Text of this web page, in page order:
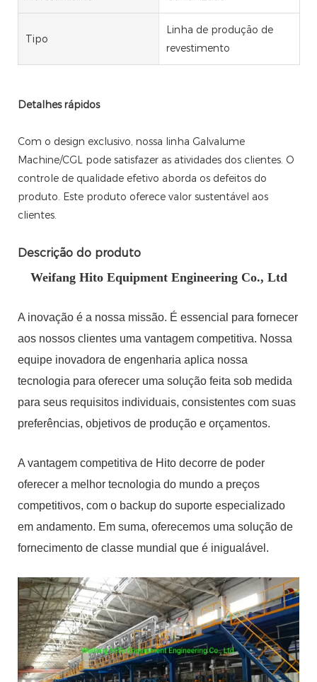
Tipo
Linha de produção de
revestimento
Detalhes rápidos
Com o design exclusivo, nossa linha Galvalume
Machine/CGL pode satisfazer as atividades dos clientes. O
controle de qualidade efetivo aborda os defeitos do
produto. Este produto oferece valor sustentável aos
clientes.
Descrição do produto
Weifang Hito Equipment Engineering Co., Ltd
A inovação é a nossa missão. É essencial para fornecer
aos nossos clientes uma vantagem competitiva. Nossa
equipe inovadora de engenharia aplica nossa
tecnologia para oferecer uma solução feita sob medida
para seus requisitos individuais, consistentes com suas
preferências, objetivos de produção e orçamentos.
A vantagem competitiva de Hito decorre de poder
oferecer a melhor tecnologia do mundo a preços
competitivos, com o backup do suporte especializado
em andamento. Em suma, oferecemos uma solução de
fornecimento de classe mundial que é inigualável.